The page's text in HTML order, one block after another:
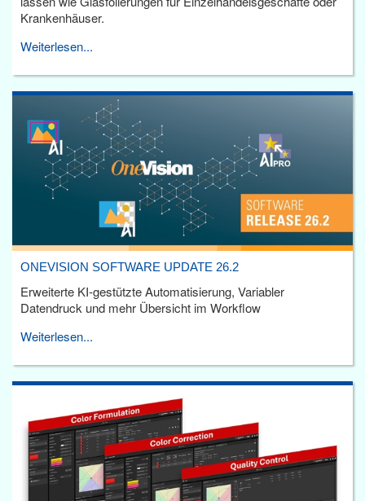
Krankenhäuser.
Weiterlesen...
ONEVISION SOFTWARE UPDATE 26.2
Erweiterte KI-gestützte Automatisierung, Variabler
Datendruck und mehr Übersicht im Workflow
Weiterlesen...